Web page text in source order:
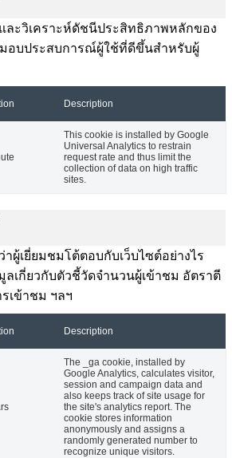
ละวิเคราะห์ดัชนีประสิทธิภาพหลักของ
มอบประสบการณ์ผู้ใช้ที่ดีขึ้นสำหรับผู้
Description
This cookie is installed by Google
Universal Analytics to restrain
request rate and thus limit the
collection of data on high traffic
sites.
าผู้เยี่ยมชมโต้ตอบกับเว็บไซต์อย่างไร
เกี่ยวกับตัวชี้วัดจำนวนผู้เข้าชม อัตราตี
เข้าชม ฯลฯ
Description
The _ga cookie, installed by
Google Analytics, calculates visitor,
session and campaign data and
also keeps track of site usage for
the site's analytics report. The
cookie stores information
anonymously and assigns a
randomly generated number to
recognize unique visitors.